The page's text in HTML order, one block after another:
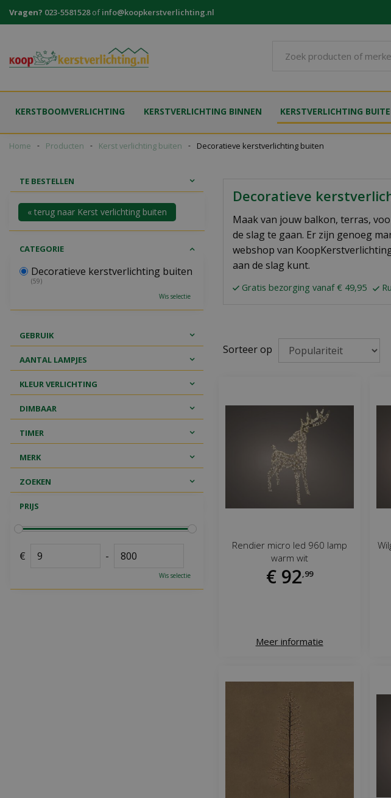
naar
Home Producten Kerst verlichting buiten Decoratieve kerstverlichting buiten
Vragen? 023-5581528ofinfo@koopkerstverlichting.nl
KERSTBOOMVERLICHTING KERSTVERLICHTING BINNEN KERSTVERLICHTING
Decoratieve
Maak van jouw balkon, terras,
de slag te gaan. Er zijn genoeg
webshop van
aan de slag kunt.
Gratis bezorging vanaf € 49,95
Sorteer op
Rendier micro led 960 lamp
warm wit
€ 92 99
Meer informatie
TE BESTELLEN
« terug naar Kerst verlichting buiten
CATEGORIE
Decoratieve kerstverlichting buiten
(59)
Wis selectie
GEBRUIK
AANTAL LAMPJES
KLEUR VERLICHTING
DIMBAAR
TIMER
MERK
ZOEKEN
PRIJS
€ -
Wis selectie